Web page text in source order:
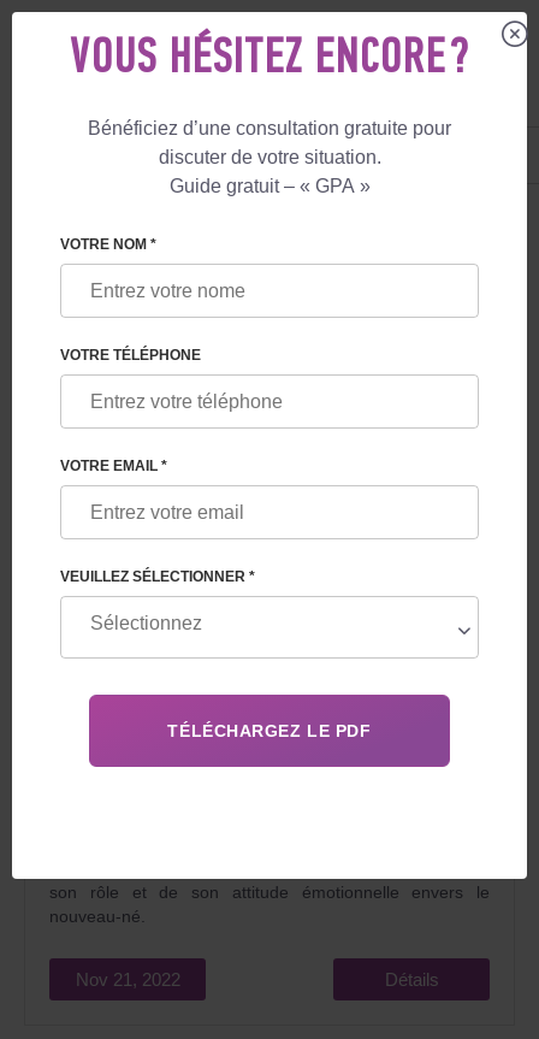
+33 805 081 801
LE BLOG - PAGE 2
COMMENT DEVENIR UNE MÈRE PORTEUSE
son rôle et de son attitude émotionnelle envers le
nouveau-né.
Nov 21, 2022 Détails
VOUS HÉSITEZ ENCORE ?
Bénéficiez d’une consultation gratuite pour
discuter de votre situation.
Guide gratuit – « GPA »
VOTRE NOM *
VOTRE TÉLÉPHONE
VOTRE EMAIL *
VEUILLEZ SÉLECTIONNER *